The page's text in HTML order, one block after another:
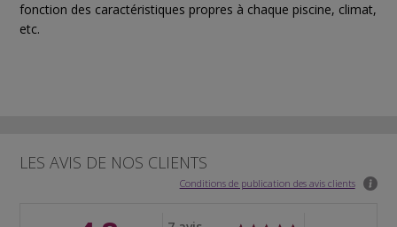
fonction des caractéristiques propres à chaque piscine, climat,
etc.
LES AVIS DE NOS CLIENTS
Conditions de publication des avis clients